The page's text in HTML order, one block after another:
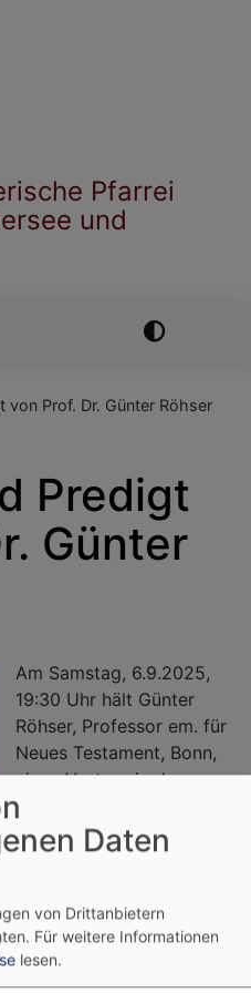
Pfarrei
und
von Prof. Dr. Günter Röhser
Predigt
Günter
Am Samstag, 6.9.2025,
19:30 Uhr hält Günter
Röhser, Professor em. für
Neues Testament, Bonn,
einen Vortrag in der
Kirche Rehweiler: „Wie
kann eine christliche
Lebensform heute
Das ist sicherlich eine
Frage, die heute viele
Daten
von Drittanbietern
Für weitere Informationen
lesen.